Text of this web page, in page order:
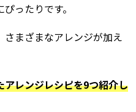
ったりです。
まざまなアレンジが加え
アレンジレシピを9つ紹介し